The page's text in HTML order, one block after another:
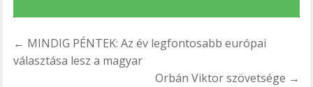
Bejegyzés
navigáció
← MINDIG PÉNTEK: Az év legfontosabb európai
választása lesz a magyar
Orbán Viktor szövetsége →